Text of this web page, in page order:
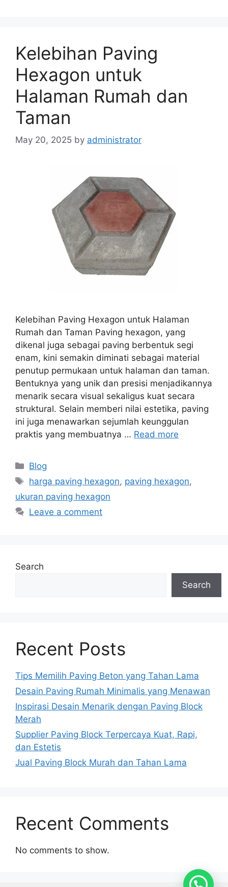
Kelebihan Paving
Hexagon untuk
Halaman Rumah dan
Taman
May 20, 2025 by administrator
Kelebihan Paving Hexagon untuk Halaman
Rumah dan Taman Paving hexagon, yang
dikenal juga sebagai paving berbentuk segi
enam, kini semakin diminati sebagai material
penutup permukaan untuk halaman dan taman.
Bentuknya yang unik dan presisi menjadikannya
menarik secara visual sekaligus kuat secara
struktural. Selain memberi nilai estetika, paving
ini juga menawarkan sejumlah keunggulan
praktis yang membuatnya … Read more
Blog
harga paving hexagon, paving hexagon,
ukuran paving hexagon
Leave a comment
Search
Search
Recent Posts
Tips Memilih Paving Beton yang Tahan Lama
Desain Paving Rumah Minimalis yang Menawan
Inspirasi Desain Menarik dengan Paving Block
Merah
Supplier Paving Block Terpercaya Kuat, Rapi,
dan Estetis
Jual Paving Block Murah dan Tahan Lama
Recent Comments
No comments to show.